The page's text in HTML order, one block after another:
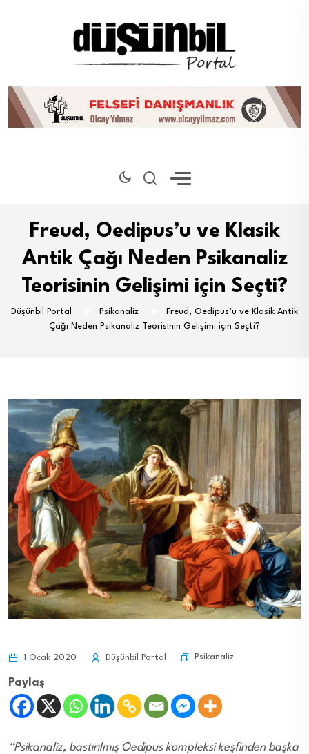
Freud, Oedipus’u ve Klasik
Antik Çağı Neden Psikanaliz
Teorisinin Gelişimi için Seçti?
Düşünbil Portal Psikanaliz
Freud, Oedipus’u ve Klasik Antik
Çağı Neden Psikanaliz Teorisinin Gelişimi için Seçti?
1 Ocak 2020 Düşünbil Portal Psikanaliz
Paylaş
“Psikanaliz, bastırılmış Oedipus kompleksi keşfinden başka